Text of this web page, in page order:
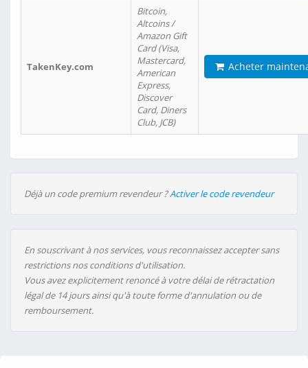
TakenKey.com
Bitcoin,
Altcoins /
Amazon Gift
Card (Visa,
Mastercard,
American
Express,
Discover
Card, Diners
Club, JCB)
Acheter
Déjà un code premium revendeur ?Activer le code revendeur
En souscrivant à nos services, vous reconnaissez accepter sans
restrictions nos conditions d'utilisation.
Vous avez explicitement renoncé à votre délai de rétractation
légal de 14 jours ainsi qu'à toute forme d'annulation ou de
remboursement.